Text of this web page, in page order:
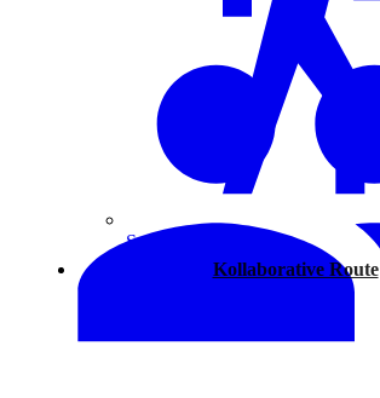
Spazieren
Kollaborative Route